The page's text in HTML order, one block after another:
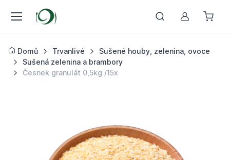
Můj účet
Domů Trvanlivé
Sušené houby, zelenina, ovoce
Sušená zelenina a brambory
Česnek granulát 0,5kg /15x